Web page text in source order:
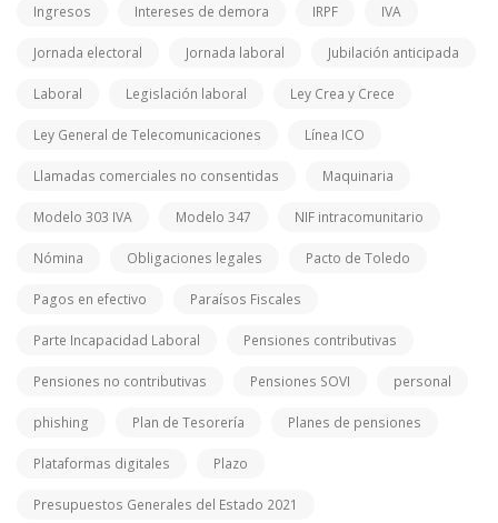
Ingresos Intereses de demora IRPF IVA
Jornada electoral Jornada laboral Jubilación anticipada
Laboral Legislación laboral Ley Crea y Crece
Ley General de Telecomunicaciones Línea ICO
Llamadas comerciales no consentidas Maquinaria
Modelo 303 IVA Modelo 347 NIF intracomunitario
Nómina Obligaciones legales Pacto de Toledo
Pagos en efectivo Paraísos Fiscales
Parte Incapacidad Laboral Pensiones contributivas
Pensiones no contributivas Pensiones SOVI personal
phishing Plan de Tesorería Planes de pensiones
Plataformas digitales Plazo
Presupuestos Generales del Estado 2021